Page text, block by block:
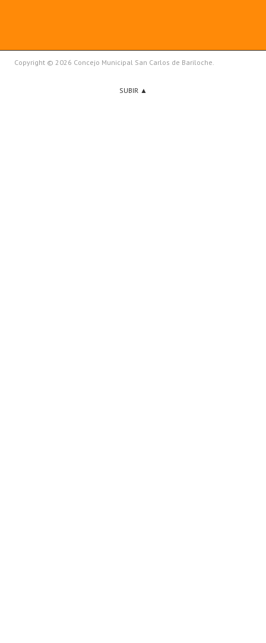
Copyright © 2026 Concejo Municipal San Carlos de Bariloche.
SUBIR ▲